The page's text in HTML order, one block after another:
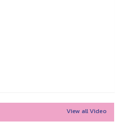
View all Video